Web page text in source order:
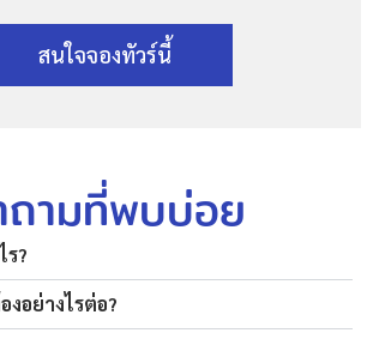
สนใจจองทัวร์นี้
ถามที่พบบ่อย
ร?
งอย่างไรต่อ?